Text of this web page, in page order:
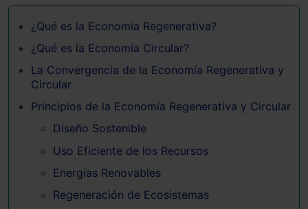
¿Qué es la Economía Regenerativa?
¿Qué es la Economía Circular?
La Convergencia de la Economía Regenerativa y
Circular
Principios de la Economía Regenerativa y Circular
Diseño Sostenible
Uso Eficiente de los Recursos
Energías Renovables
Regeneración de Ecosistemas